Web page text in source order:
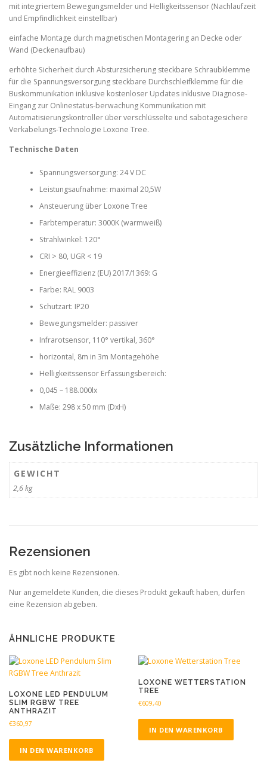
mit integriertem Bewegungsmelder und Helligkeitssensor (Nachlaufzeit
und Empfindlichkeit einstellbar)
einfache Montage durch magnetischen Montagering an Decke oder
Wand (Deckenaufbau)
erhöhte Sicherheit durch Absturzsicherung steckbare Schraubklemme
für die Spannungsversorgung steckbare Durchschleifklemme für die
Buskommunikation inklusive kostenloser Updates inklusive Diagnose-
Eingang zur Onlinestatus-berwachung Kommunikation mit
Automatisierungskontroller über verschlüsselte und sabotagesichere
Verkabelungs-Technologie Loxone Tree.
Technische Daten
Spannungsversorgung: 24 V DC
Leistungsaufnahme: maximal 20,5W
Ansteuerung über Loxone Tree
Farbtemperatur: 3000K (warmweiß)
Strahlwinkel: 120°
CRI > 80, UGR < 19
Energieeffizienz (EU) 2017/1369: G
Farbe: RAL 9003
Schutzart: IP20
Bewegungsmelder: passiver
Infrarotsensor, 110° vertikal, 360°
horizontal, 8m in 3m Montagehöhe
Helligkeitssensor Erfassungsbereich:
0,045 – 188.000lx
Maße: 298 x 50 mm (DxH)
Zusätzliche Informationen
GEWICHT
2,6 kg
Rezensionen
Es gibt noch keine Rezensionen.
Nur angemeldete Kunden, die dieses Produkt gekauft haben, dürfen
eine Rezension abgeben.
ÄHNLICHE PRODUKTE
LOXONE LED PENDULUM
SLIM RGBW TREE
ANTHRAZIT
€360,97
IN DEN WARENKORB
LOXONE WETTERSTATION
TREE
€609,40
IN DEN WARENKORB